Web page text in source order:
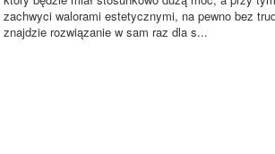
zachwyci walorami estetycznymi, na pewno bez
znajdzie rozwiązanie w sam raz dla s...